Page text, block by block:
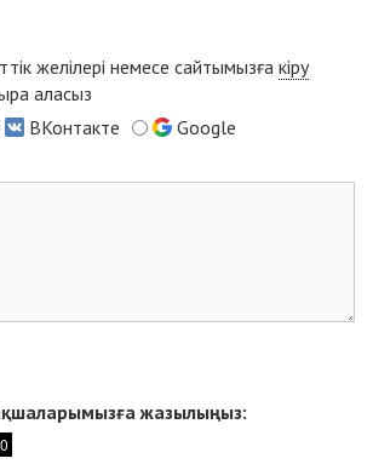
желілері немесе сайтымызға кіру
аласыз
ВКонтакте
Google
жазылыңыз: